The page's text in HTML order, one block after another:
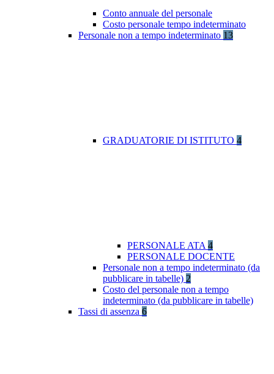
Conto annuale del personale
Costo personale tempo indeterminato
Personale non a tempo indeterminato 13
GRADUATORIE DI ISTITUTO 4
PERSONALE ATA 4
PERSONALE DOCENTE
Personale non a tempo indeterminato (da
pubblicare in tabelle) 2
Costo del personale non a tempo
indeterminato (da pubblicare in tabelle)
Tassi di assenza 6